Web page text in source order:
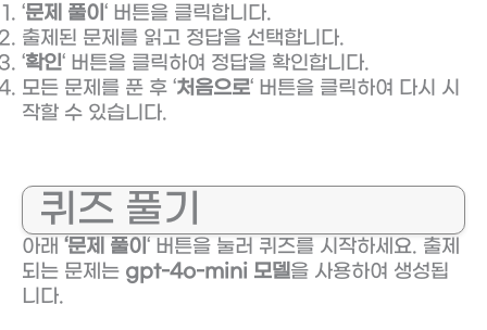
‘문제 풀이 ‘ 버튼을 클릭합니다.
출제된 문제를 읽고 정답을 선택합니다.
‘확인‘ 버튼을 클릭하여 정답을 확인합니다.
모든 문제를 푼 후 ‘처음으로‘ 버튼을 클릭하여 다시 시
작할 수 있습니다.
퀴즈 풀기
아래 ‘문제 풀이 ‘ 버튼을 눌러 퀴즈를 시작하세요. 출제
되는 문제는 gpt-4o-mini 모델을 사용하여 생성됩
니다.